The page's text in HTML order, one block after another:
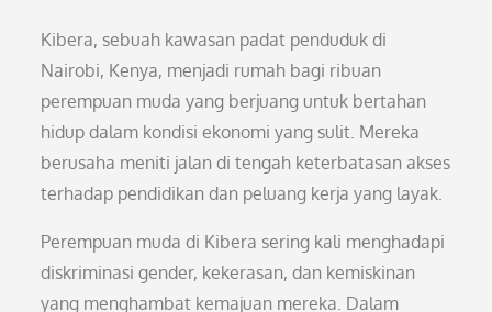
Kibera, sebuah kawasan padat penduduk di
Nairobi, Kenya, menjadi rumah bagi ribuan
perempuan muda yang berjuang untuk bertahan
hidup dalam kondisi ekonomi yang sulit. Mereka
berusaha meniti jalan di tengah keterbatasan akses
terhadap pendidikan dan peluang kerja yang layak.
Perempuan muda di Kibera sering kali menghadapi
diskriminasi gender, kekerasan, dan kemiskinan
yang menghambat kemajuan mereka. Dalam